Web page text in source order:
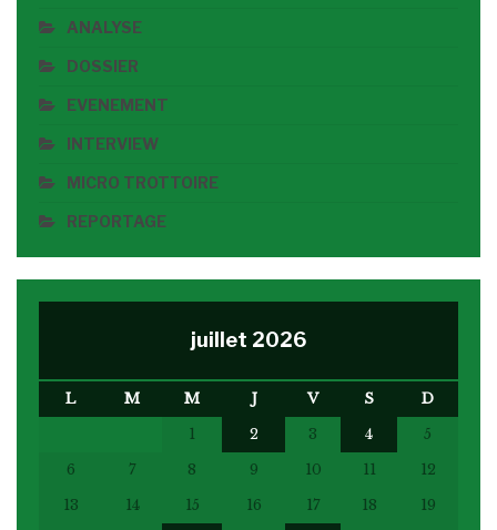
ANALYSE
DOSSIER
EVENEMENT
INTERVIEW
MICRO TROTTOIRE
REPORTAGE
juillet 2026
L M M J V S
D
1
2 3 4
5
6
7 8 9 10 11
12
13
14 15 16 17 18
19